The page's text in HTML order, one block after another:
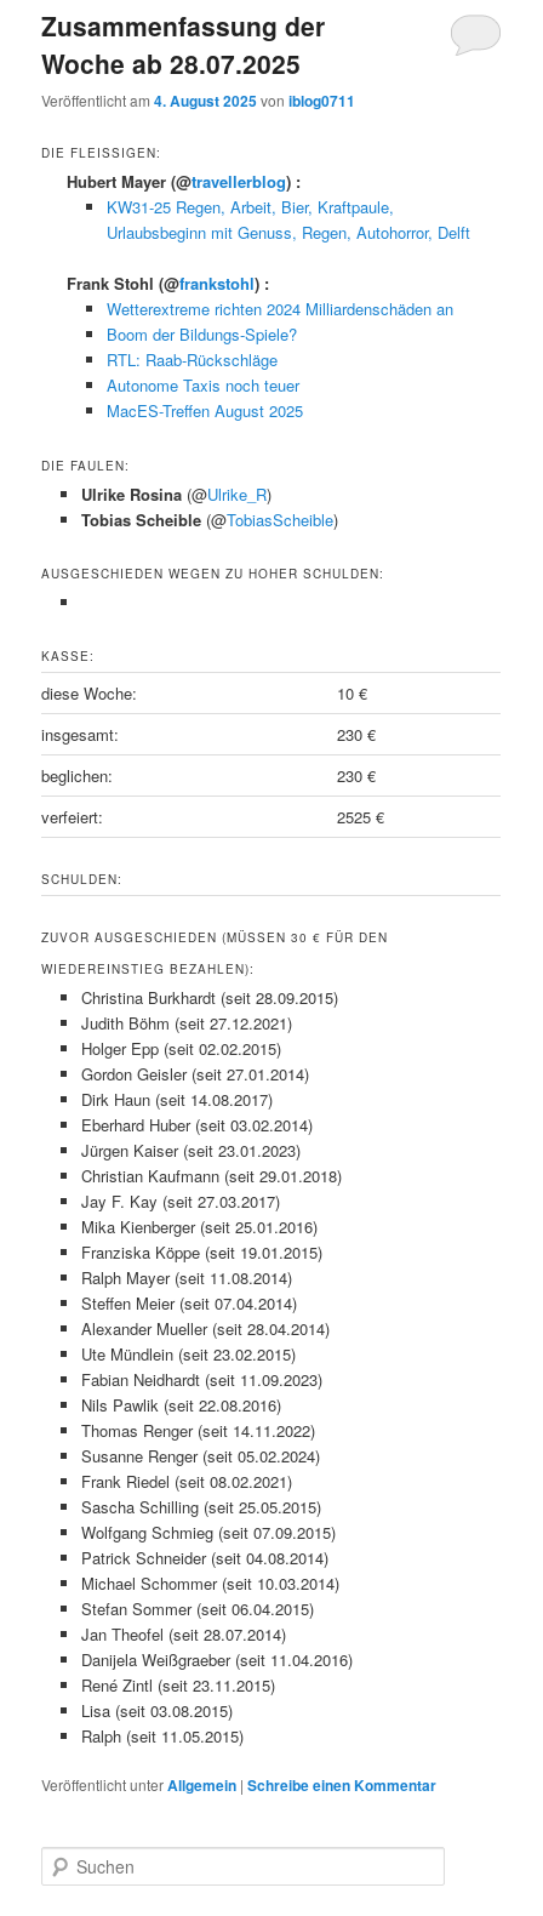
Zusammenfassung der
Woche ab 28.07.2025
Veröffentlicht am4. August 2025voniblog0711
DIE FLEISSIGEN:
Hubert Mayer(@travellerblog) :
KW31-25 Regen, Arbeit, Bier, Kraftpaule,
Urlaubsbeginn mit Genuss, Regen, Autohorror, Delft
Frank Stohl(@frankstohl) :
Wetterextreme richten 2024 Milliardenschäden an
Boom der Bildungs-Spiele?
RTL: Raab-Rückschläge
Autonome Taxis noch teuer
MacES-Treffen August 2025
DIE FAULEN:
Ulrike Rosina (@Ulrike_R)
Tobias Scheible (@TobiasScheible)
AUSGESCHIEDEN WEGEN ZU HOHER SCHULDEN:
KASSE:
diese Woche:
10 €
insgesamt:
230 €
beglichen:
230 €
verfeiert:
2525 €
SCHULDEN:
ZUVOR AUSGESCHIEDEN (MÜSSEN 30 € FÜR DEN
WIEDEREINSTIEG BEZAHLEN):
Christina Burkhardt (seit 28.09.2015)
Judith Böhm (seit 27.12.2021)
Holger Epp (seit 02.02.2015)
Gordon Geisler (seit 27.01.2014)
Dirk Haun (seit 14.08.2017)
Eberhard Huber (seit 03.02.2014)
Jürgen Kaiser (seit 23.01.2023)
Christian Kaufmann (seit 29.01.2018)
Jay F. Kay (seit 27.03.2017)
Mika Kienberger (seit 25.01.2016)
Franziska Köppe (seit 19.01.2015)
Ralph Mayer (seit 11.08.2014)
Steffen Meier (seit 07.04.2014)
Alexander Mueller (seit 28.04.2014)
Ute Mündlein (seit 23.02.2015)
Fabian Neidhardt (seit 11.09.2023)
Nils Pawlik (seit 22.08.2016)
Thomas Renger (seit 14.11.2022)
Susanne Renger (seit 05.02.2024)
Frank Riedel (seit 08.02.2021)
Sascha Schilling (seit 25.05.2015)
Wolfgang Schmieg (seit 07.09.2015)
Patrick Schneider (seit 04.08.2014)
Michael Schommer (seit 10.03.2014)
Stefan Sommer (seit 06.04.2015)
Jan Theofel (seit 28.07.2014)
Danijela Weißgraeber (seit 11.04.2016)
René Zintl (seit 23.11.2015)
Lisa (seit 03.08.2015)
Ralph (seit 11.05.2015)
Veröffentlicht unterAllgemein |Schreibe einen Kommentar
u